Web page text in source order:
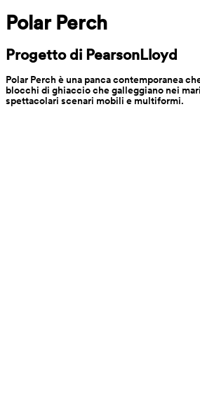
Polar Perch
Progetto di PearsonLloyd
Polar Perch è una panca contemporanea
blocchi di ghiaccio che galleggiano nei
spettacolari scenari mobili e multiformi.